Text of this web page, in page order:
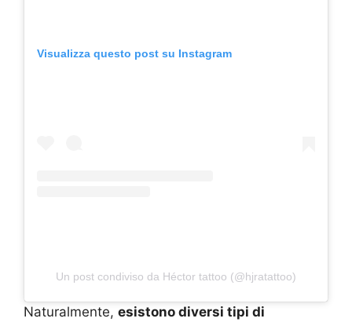
Visualizza questo post su Instagram
Un post condiviso da Héctor tattoo (@hjratattoo)
Naturalmente, esistono diversi tipi di